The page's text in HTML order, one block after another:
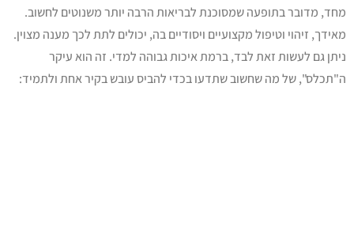
מחד, מדובר בתופעה שמסוכנת לבריאות הרבה יותר משנוטים לחשוב.
מאידך, זיהוי וטיפול מקצועיים ויסודיים בה, יכולים לתת לכך מענה מצוין.
ניתן גם לעשות זאת לבד, ברמת איכות גבוהה למדי. זה הוא עיקר
ה"תכלס", של מה שחשוב שתדעו בכדי להביס עובש בקיר אחת ולתמיד: